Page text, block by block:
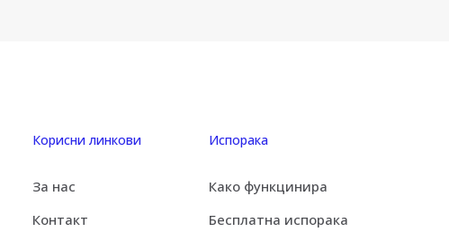
Корисни линкови
За нас
Контакт
Испорака
Како функцинира
Бесплатна испорака